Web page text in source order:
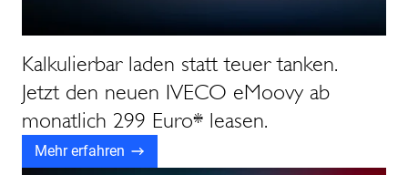
Kalkulierbar laden statt teuer tanken.
Jetzt den neuen IVECO eMoovy ab
monatlich 299 Euro* leasen.
Mehr erfahren